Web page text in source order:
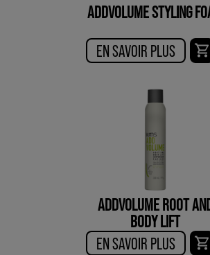
ADDVOLUME STYLING
EN SAVOIR PLUS
ADDVOLUME ROOT
BODY LIFT
EN SAVOIR PLUS